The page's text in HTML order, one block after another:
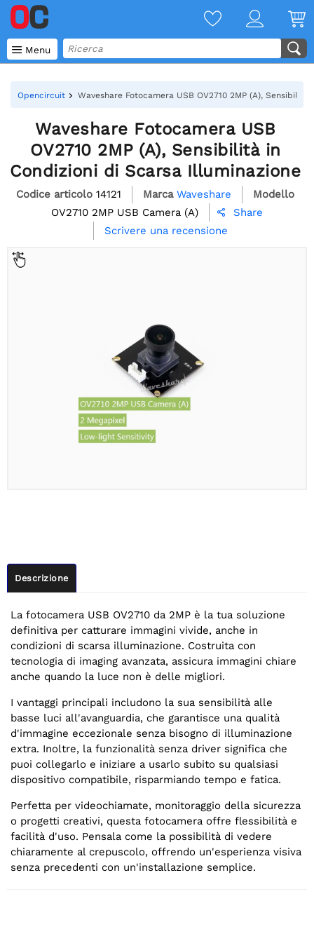
 Menu
Opencircuit Waveshare Fotocamera USB OV2710 2MP (A),
Waveshare Fotocamera USB
OV2710 2MP (A), Sensibilità in
Condizioni di Scarsa Illuminazione
Codice articolo 14121 Marca Waveshare
Modello
OV2710 2MP USB Camera (A)

Share
Scrivere una recensione
Descrizione
La fotocamera USB OV2710 da 2MP è la tua soluzione
definitiva per catturare immagini vivide, anche in
condizioni di scarsa illuminazione. Costruita con
tecnologia di imaging avanzata, assicura immagini chiare
anche quando la luce non è delle migliori.
I vantaggi principali includono la sua sensibilità alle
basse luci all'avanguardia, che garantisce una qualità
d'immagine eccezionale senza bisogno di illuminazione
extra. Inoltre, la funzionalità senza driver significa che
puoi collegarlo e iniziare a usarlo subito su qualsiasi
dispositivo compatibile, risparmiando tempo e fatica.
Perfetta per videochiamate, monitoraggio della sicurezza
o progetti creativi, questa fotocamera offre flessibilità e
facilità d'uso. Pensala come la possibilità di vedere
chiaramente al crepuscolo, offrendo un'esperienza visiva
senza precedenti con un'installazione semplice.